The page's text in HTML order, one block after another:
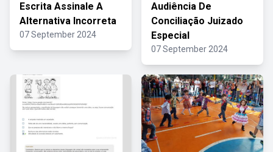
Escrita Assinale A
Alternativa Incorreta
07 September 2024
Audiência De
Conciliação Juizado
Especial
07 September 2024